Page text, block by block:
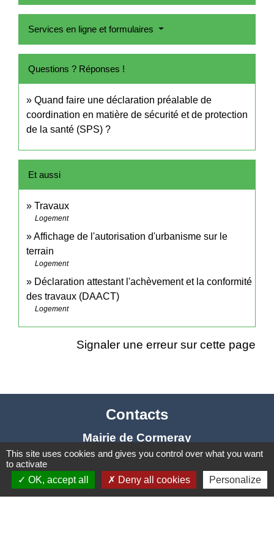
Services en ligne et formulaires
Questions ? Réponses !
Quand faire une déclaration préalable de
coordination en matière de sécurité et de protection
de la santé (SPS) ?
Et aussi
Travaux
Logement
Affichage de l'autorisation d'urbanisme sur le
terrain
Logement
Déclaration attestant l'achèvement et la conformité
des travaux (DAACT)
Logement
Signaler une erreur sur cette page
Contacts
Mairie de Cormeray
1, RUE DE LA BUISSONNIERE
41120 Cormeray - FRANCE
+33 2 54 44 26 19
This site uses cookies and gives you control over what you want
to activate
OK, accept all
Deny all cookies Personalize